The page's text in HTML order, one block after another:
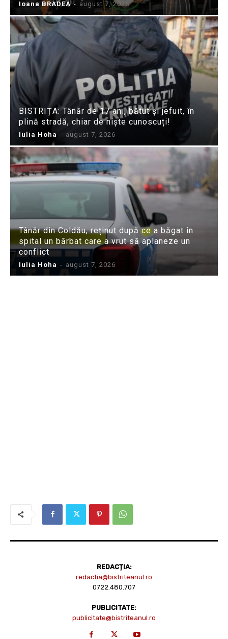
Ioana BRADEA - august 7, 2026
BISTRIȚA: Tânăr de 17 ani, bătut și jefuit, în
plină stradă, chiar de niște cunoscuți!
Iulia Hoha - august 7, 2026
Tânăr din Coldău, reținut după ce a băgat în
spital un bărbat care a vrut să aplaneze un
conflict
Iulia Hoha - august 7, 2026
REDACȚIA:
redactia@bistriteanul.ro
0722.480.707
PUBLICITATE:
publicitate@bistriteanul.ro